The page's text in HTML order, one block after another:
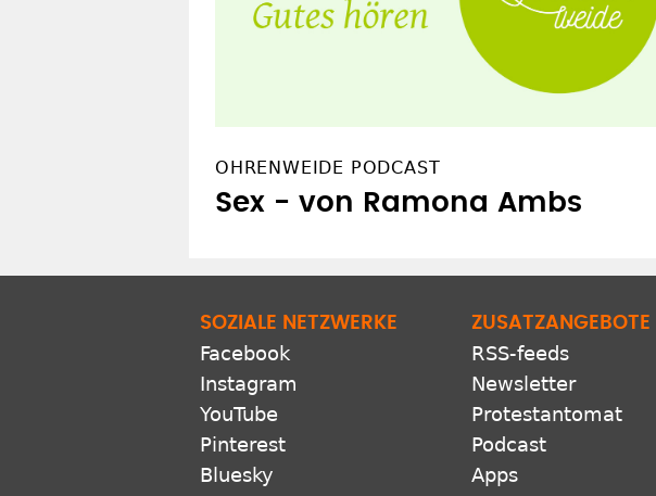
OHRENWEIDE PODCAST
Sex - von Ramona Ambs
SOZIALE NETZWERKE
Facebook
Instagram
YouTube
Pinterest
Bluesky
ZUSATZANGEBOTE
RSS-feeds
Newsletter
Protestantomat
Podcast
Apps